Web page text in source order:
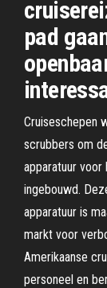
pad
Cruiseschepen
scrubbers om
apparatuur
ingebouwd.
apparatuur is
markt voor
Amerikaanse
personeel en